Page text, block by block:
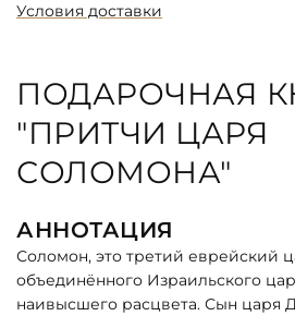
Условия доставки
ПОДАРОЧНАЯ
"ПРИТЧИ ЦАРЯ
СОЛОМОНА"
АННОТАЦИЯ
Соломон, это третий еврейский
объединённого Израильского
наивысшего расцвета. Сын царя